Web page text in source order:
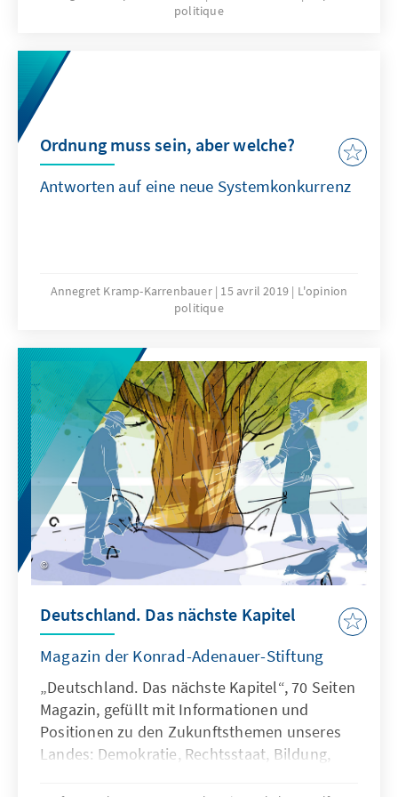
politique
Ordnung muss sein, aber welche?
Antworten auf eine neue System­konkurrenz
Annegret Kramp-Karrenbauer 15 avril 2019
L'opinion
politique
Deutschland. Das nächste Kapitel
Magazin der Konrad-Adenauer-Stiftung
„Deutschland. Das nächste Kapitel“, 70 Seiten
Magazin, gefüllt mit Informationen und
Positionen zu den Zukunftsthemen unseres
Landes: Demokratie, Rechtsstaat, Bildung,